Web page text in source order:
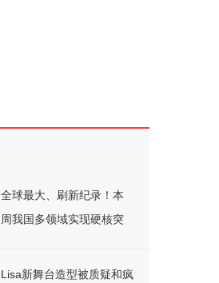
全球最大、刷新纪录！本
周我国多领域实现硬核突
Lisa新舞台造型被质疑和疯